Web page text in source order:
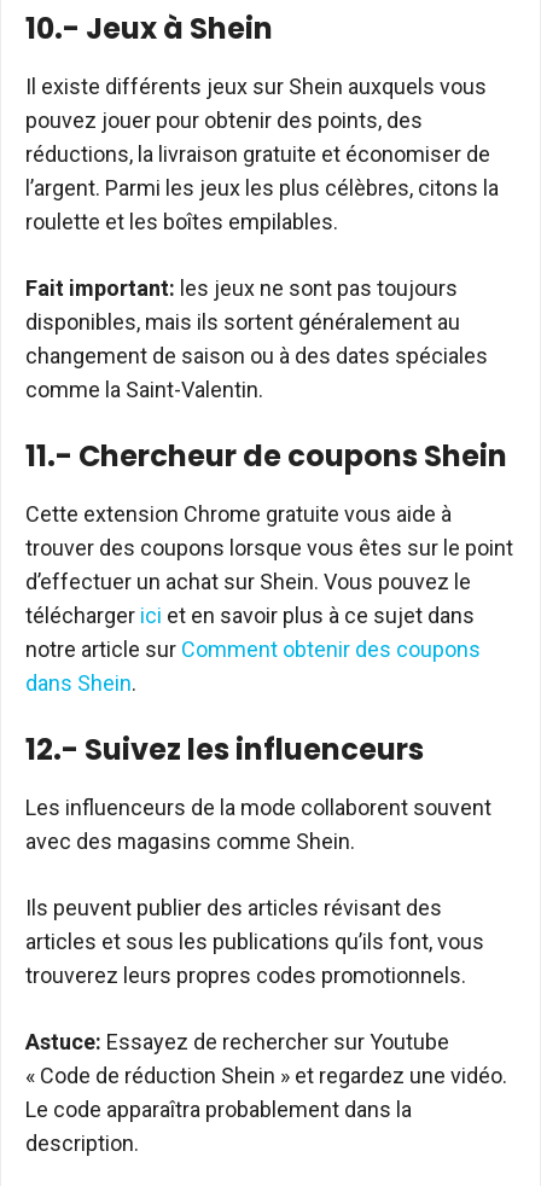
10.- Jeux à Shein
Il existe différents jeux sur Shein auxquels vous
pouvez jouer pour obtenir des points, des
réductions, la livraison gratuite et économiser de
l’argent. Parmi les jeux les plus célèbres, citons la
roulette et les boîtes empilables.
Fait important: les jeux ne sont pas toujours
disponibles, mais ils sortent généralement au
changement de saison ou à des dates spéciales
comme la Saint-Valentin.
11.- Chercheur de coupons Shein
Cette extension Chrome gratuite vous aide à
trouver des coupons lorsque vous êtes sur le point
d’effectuer un achat sur Shein. Vous pouvez le
télécharger ici et en savoir plus à ce sujet dans
notre article sur Comment obtenir des coupons
dans Shein.
12.- Suivez les influenceurs
Les influenceurs de la mode collaborent souvent
avec des magasins comme Shein.
Ils peuvent publier des articles révisant des
articles et sous les publications qu’ils font, vous
trouverez leurs propres codes promotionnels.
Astuce: Essayez de rechercher sur Youtube
« Code de réduction Shein » et regardez une vidéo.
Le code apparaîtra probablement dans la
description.